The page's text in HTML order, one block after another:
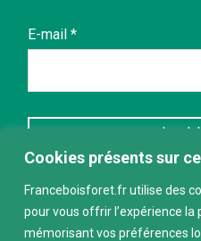
Cookies présents sur
Franceboisforet.fr utilise des
pour vous offrir l’expérience la
mémorisant vos préférences
E-mail *
Conception :